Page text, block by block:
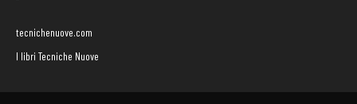
tecnichenuove.com
I libri Tecniche Nuove